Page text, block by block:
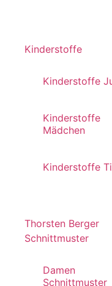
Kinderstoffe
Kinderstoffe
Kinderstoffe
Mädchen
Kinderstoffe
Thorsten Berger
Schnittmuster
Damen
Schnittmuster